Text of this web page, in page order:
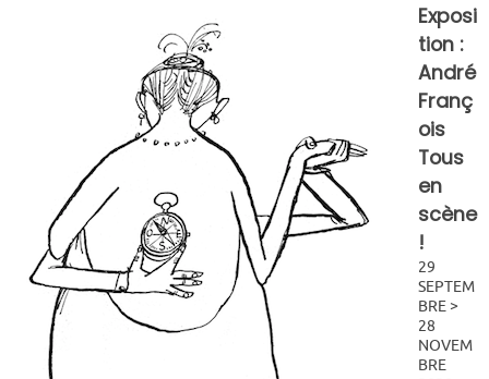
Exposi
tion :
André
Franç
ois
Tous
en
scène
!
29
SEPTEM
BRE >
28
NOVEM
BRE